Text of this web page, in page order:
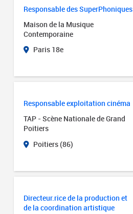
Responsable des SuperPhoniques
Maison de la Musique
Contemporaine
Paris 18e
Responsable exploitation cinéma
TAP - Scène Nationale de Grand
Poitiers
Poitiers (86)
Directeur.rice de la production et
de la coordination artistique